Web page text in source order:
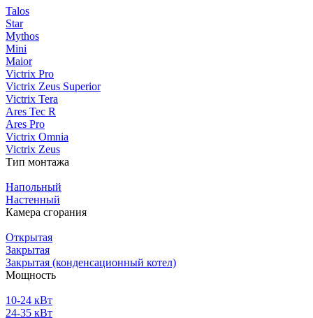
Talos
Star
Mythos
Mini
Maior
Victrix Pro
Victrix Zeus Superior
Victrix Tera
Ares Tec R
Ares Pro
Victrix Omnia
Victrix Zeus
Тип монтажа
Напольный
Настенный
Камера сгорания
Открытая
Закрытая
Закрытая (конденсационный котел)
Мощность
10-24 кВт
24-35 кВт